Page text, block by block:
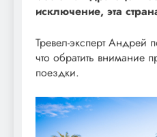
исключение, эта
Тревел-эксперт Андрей
что обратить внимание
поездки.